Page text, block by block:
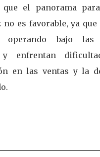
que el panorama
es favorable, ya
bajo las
y enfrentan
en las ventas y la